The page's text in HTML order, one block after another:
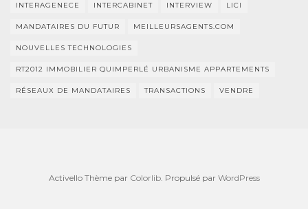
INTERAGENECE INTERCABINET INTERVIEW LICI
MANDATAIRES DU FUTUR MEILLEURSAGENTS.COM
NOUVELLES TECHNOLOGIES
RT2012 IMMOBILIER QUIMPERLÉ URBANISME APPARTEMENTS
RÉSEAUX DE MANDATAIRES TRANSACTIONS VENDRE
Activello Thème par Colorlib. Propulsé par WordPress